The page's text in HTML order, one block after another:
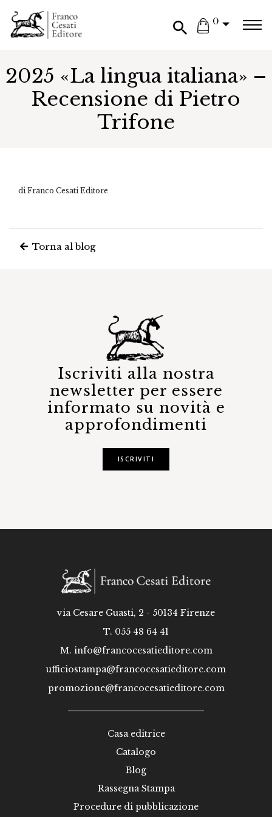
0
2025 «La lingua italiana» –
Recensione di Pietro
Trifone
di Franco Cesati Editore
Torna al blog
Iscriviti alla nostra
newsletter per essere
informato su novità e
approfondimenti
ISCRIVITI
via Cesare Guasti, 2 - 50134 Firenze
T. 055 48 64 41
M. info@francocesatieditore.com
ufficiostampa@francocesatieditore.com
promozione@francocesatieditore.com
Casa editrice
Catalogo
Blog
Rassegna Stampa
Procedure di pubblicazione